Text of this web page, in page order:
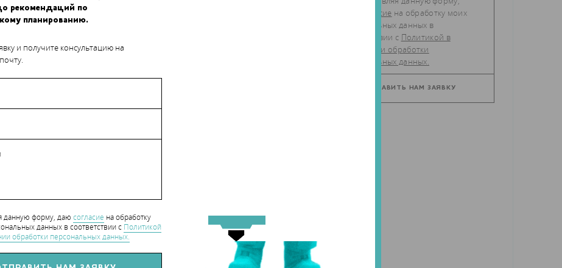
рекомендаций по
планированию.
и получите консультацию на
данную форму, даю согласие на обработку
данных в соответствии с Политикой
обработки персональных данных.
время, но и возможность завести полезные знакомства.
крупнейших отечественных и зарубежных компаний,
заинтересованные в развитии аддитивных технологий.
огромный прорыв совершили аддитивные технологии за год!
проходить два дня – 17 и 18 ноября – на территории КВЦ
на мероприятие можно
согласие
персональных данных в
соответствии с Политикой в
отношении обработки
персональных данных.